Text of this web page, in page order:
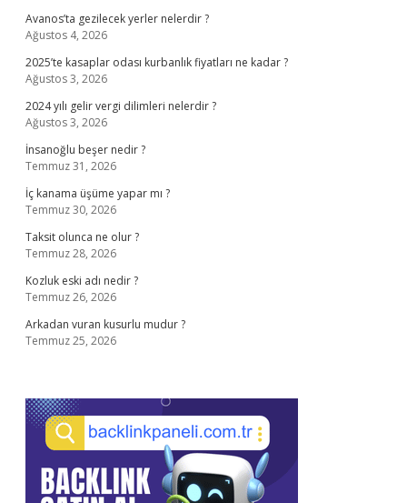
Avanos’ta gezilecek yerler nelerdir ?
Ağustos 4, 2026
2025’te kasaplar odası kurbanlık fiyatları ne kadar ?
Ağustos 3, 2026
2024 yılı gelir vergi dilimleri nelerdir ?
Ağustos 3, 2026
İnsanoğlu beşer nedir ?
Temmuz 31, 2026
İç kanama üşüme yapar mı ?
Temmuz 30, 2026
Taksit olunca ne olur ?
Temmuz 28, 2026
Kozluk eski adı nedir ?
Temmuz 26, 2026
Arkadan vuran kusurlu mudur ?
Temmuz 25, 2026